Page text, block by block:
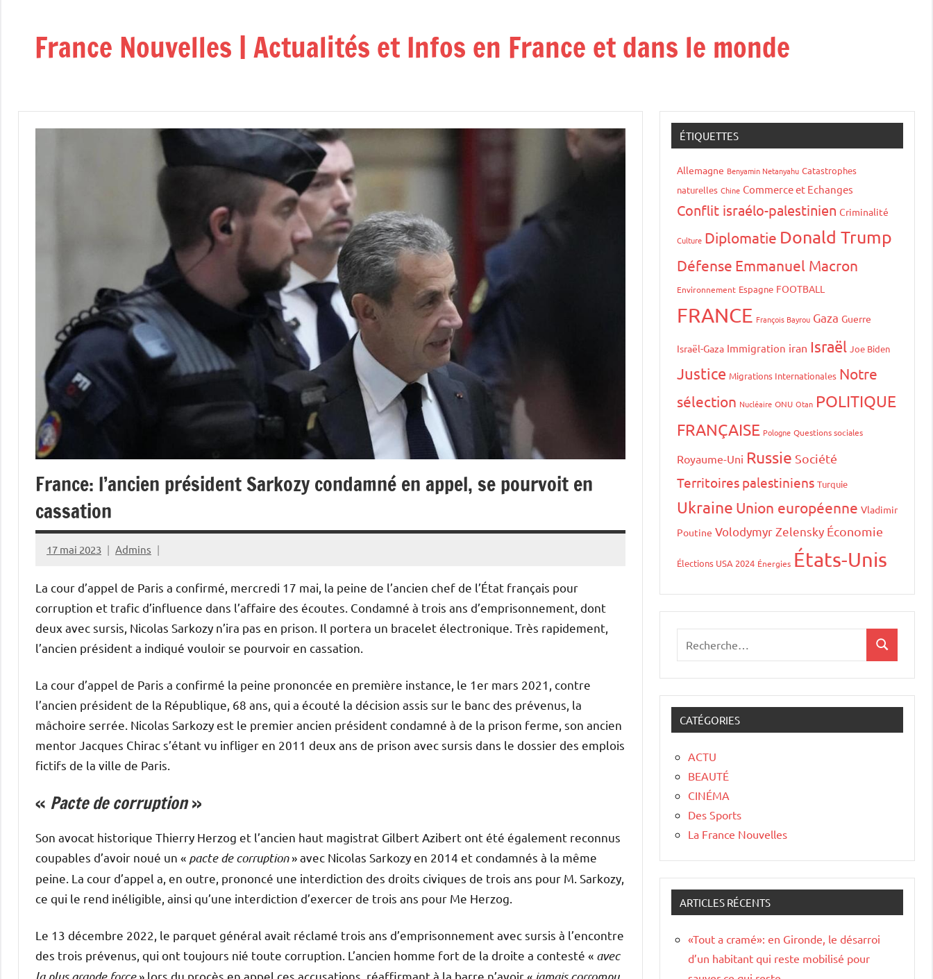
contenuFrance Nouvelles | Actualités et Infos en France et dans le monde
France: l’ancien président Sarkozy condamné en appel, se pourvoit en
cassation
17 mai 2023 Admins
La cour d’appel de Paris a confirmé, mercredi 17 mai, la peine de l’ancien chef de l’État français pour
corruption et trafic d’influence dans l’affaire des écoutes. Condamné à trois ans d’emprisonnement, dont
deux avec sursis, Nicolas Sarkozy n’ira pas en prison. Il portera un bracelet électronique. Très rapidement,
l’ancien président a indiqué vouloir se pourvoir en cassation.
La cour d’appel de Paris a confirmé la peine prononcée en première instance, le 1er mars 2021, contre
l’ancien président de la République, 68 ans, qui a écouté la décision assis sur le banc des prévenus, la
mâchoire serrée. Nicolas Sarkozy est le premier ancien président condamné à de la prison ferme, son ancien
mentor Jacques Chirac s’étant vu infliger en 2011 deux ans de prison avec sursis dans le dossier des emplois
fictifs de la ville de Paris.
« Pacte de corruption»
Son avocat historique Thierry Herzog et l’ancien haut magistrat Gilbert Azibert ont été également reconnus
coupables d’avoir noué un « pacte de corruption» avec Nicolas Sarkozy en 2014 et condamnés à la même
peine. La cour d’appel a, en outre, prononcé une interdiction des droits civiques de trois ans pour M. Sarkozy,
ce qui le rend inéligible, ainsi qu’une interdiction d’exercer de trois ans pour Me Herzog.
Le 13 décembre 2022, le parquet général avait réclamé trois ans d’emprisonnement avec sursis à l’encontre
des trois prévenus, qui ont toujours nié toute corruption. L’ancien homme fort de la droite a contesté « avec
» lors du procès en appel ces accusations, réaffirmant à la barre n’avoir «
ÉTIQUETTES
Allemagne Benyamin Netanyahu Catastrophes
naturelles Chine Commerce et Echanges
Conflit israélo-palestinien Criminalité
Culture Diplomatie Donald Trump
Défense Emmanuel Macron
Environnement Espagne FOOTBALL
FRANCE François Bayrou Gaza Guerre
Israël-Gaza Immigration iran Israël Joe Biden
Justice Migrations Internationales Notre
sélection Nucléaire ONU Otan POLITIQUE
FRANÇAISE Pologne Questions sociales
Royaume-Uni Russie Société
Territoires palestiniens Turquie
Ukraine Union européenne Vladimir
Poutine Volodymyr Zelensky Économie
Élections USA 2024 Énergies États-Unis
CATÉGORIES
ACTU
BEAUTÉ
CINÉMA
Des Sports
La France Nouvelles
ARTICLES RÉCENTS
«Tout a cramé»: en Gironde, le désarroi
d’un habitant qui reste mobilisé pour